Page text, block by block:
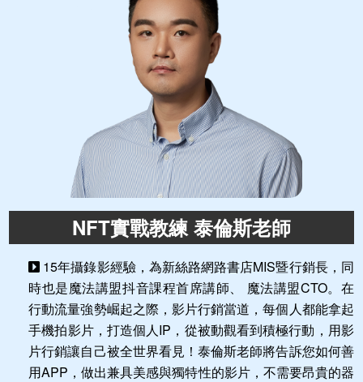
NFT實戰教練 泰倫斯老師
15年攝錄影經驗，為新絲路網路書店MIS暨行銷長，同
時也是魔法講盟抖音課程首席講師、 魔法講盟CTO。在
行動流量強勢崛起之際，影片行銷當道，每個人都能拿起
手機拍影片，打造個人IP，從被動觀看到積極行動，用影
片行銷讓自己被全世界看見！泰倫斯老師將告訴您如何善
用APP，做出兼具美感與獨特性的影片，不需要昂貴的器